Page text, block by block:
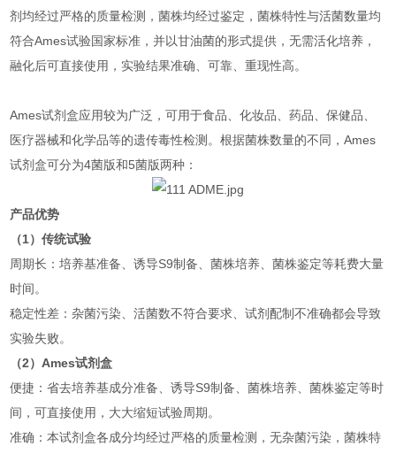
剂均经过严格的质量检测，菌株均经过鉴定，菌株特性与活菌数量均
符合Ames试验国家标准，并以甘油菌的形式提供，无需活化培养，
融化后可直接使用，实验结果准确、可靠、重现性高。
Ames试剂盒应用较为广泛，可用于食品、化妆品、药品、保健品、
医疗器械和化学品等的遗传毒性检测。根据菌株数量的不同，Ames
试剂盒可分为4菌版和5菌版两种：
产品优势
（1）传统试验
周期长：培养基准备、诱导S9制备、菌株培养、菌株鉴定等耗费大量
时间。
稳定性差：杂菌污染、活菌数不符合要求、试剂配制不准确都会导致
实验失败。
（2）Ames试剂盒
便捷：省去培养基成分准备、诱导S9制备、菌株培养、菌株鉴定等时
间，可直接使用，大大缩短试验周期。
准确：本试剂盒各成分均经过严格的质量检测，无杂菌污染，菌株特